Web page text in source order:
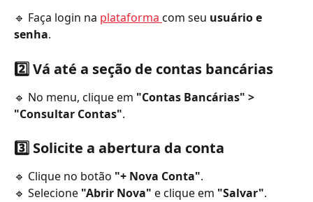
🔹 Faça login na plataforma com seu usuário e
senha.
2️⃣ Vá até a seção de contas bancárias
🔹 No menu, clique em "Contas Bancárias" >
"Consultar Contas".
3️⃣ Solicite a abertura da conta
🔹 Clique no botão "+ Nova Conta".
🔹 Selecione "Abrir Nova" e clique em "Salvar".